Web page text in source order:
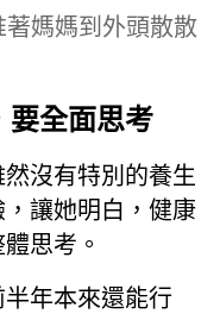
媽媽到外頭散散
要全面思考
沒有特別的養生
讓她明白，健康
思考。
年本來還能行